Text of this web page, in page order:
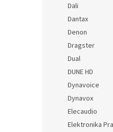
Dali
Dantax
Denon
Dragster
Dual
DUNE HD
Dynavoice
Dynavox
Elecaudio
Elektronika